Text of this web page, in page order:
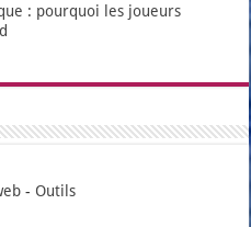
: pourquoi les joueurs
- Outils